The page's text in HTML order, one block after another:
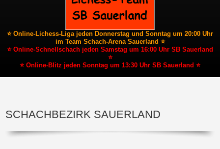
⭐ Online-Lichess-Liga jeden Donnerstag und Sonntag um 20:00 Uhr
im Team Schach-Arena Sauerland ⭐
⭐ Online-Schnellschach jeden Samstag um 16:00 Uhr SB Sauerland
⭐
⭐ Online-Blitz jeden Sonntag um 13:30 Uhr SB Sauerland ⭐
SCHACHBEZIRK SAUERLAND